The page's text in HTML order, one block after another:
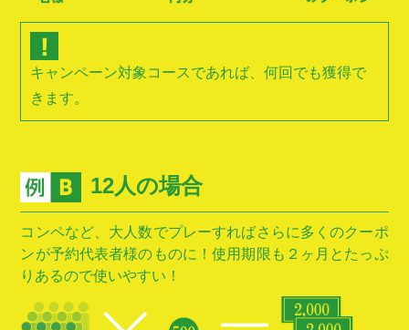
キャンペーン対象コースであれば、何回でも獲得で
きます。
12人の場合
コンペなど、大人数でプレーすればさらに多くのクーポ
ンが予約代表者様のものに！使用期限も２ヶ月とたっぷ
りあるので使いやすい！